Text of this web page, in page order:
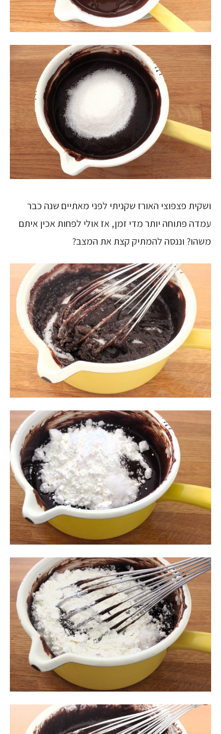
ושקית פצפוצי האורז שקניתי לפני מאתיים שנה כבר
עמדה פתוחה יותר מדי זמן, אז אולי לפחות אכין איתם
משהו? וננסה להמתיק קצת את המצב?